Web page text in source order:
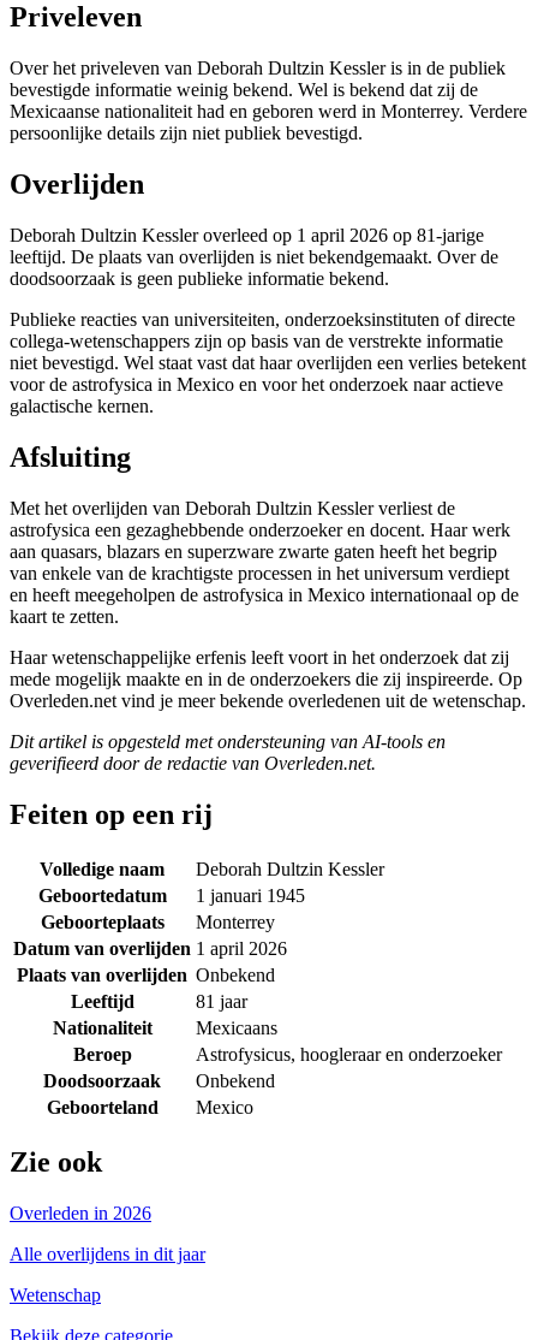
Priveleven
Over het priveleven van Deborah Dultzin Kessler is in de publiek
bevestigde informatie weinig bekend. Wel is bekend dat zij de
Mexicaanse nationaliteit had en geboren werd in Monterrey. Verdere
persoonlijke details zijn niet publiek bevestigd.
Overlijden
Deborah Dultzin Kessler overleed op 1 april 2026 op 81-jarige
leeftijd. De plaats van overlijden is niet bekendgemaakt. Over de
doodsoorzaak is geen publieke informatie bekend.
Publieke reacties van universiteiten, onderzoeksinstituten of directe
collega-wetenschappers zijn op basis van de verstrekte informatie
niet bevestigd. Wel staat vast dat haar overlijden een verlies betekent
voor de astrofysica in Mexico en voor het onderzoek naar actieve
galactische kernen.
Afsluiting
Met het overlijden van Deborah Dultzin Kessler verliest de
astrofysica een gezaghebbende onderzoeker en docent. Haar werk
aan quasars, blazars en superzware zwarte gaten heeft het begrip
van enkele van de krachtigste processen in het universum verdiept
en heeft meegeholpen de astrofysica in Mexico internationaal op de
kaart te zetten.
Haar wetenschappelijke erfenis leeft voort in het onderzoek dat zij
mede mogelijk maakte en in de onderzoekers die zij inspireerde. Op
Overleden.net vind je meer bekende overledenen uit de wetenschap.
Dit artikel is opgesteld met ondersteuning van AI-tools en
geverifieerd door de redactie van Overleden.net.
Feiten op een rij
Volledige naam
Deborah Dultzin Kessler
Geboortedatum
1 januari 1945
Geboorteplaats
Monterrey
Datum van overlijden 1 april 2026
Plaats van overlijden Onbekend
Leeftijd
81 jaar
Nationaliteit
Mexicaans
Beroep
Astrofysicus, hoogleraar en onderzoeker
Doodsoorzaak
Onbekend
Geboorteland
Mexico
Zie ook
Overleden in 2026
Alle overlijdens in dit jaar
Wetenschap
Bekijk deze categorie